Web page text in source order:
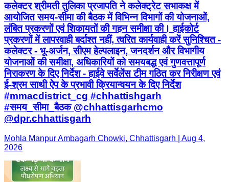
कलेक्टर श्रीमती तुलिका प्रजापति ने कलेक्ट्रेट सभाकक्ष में
आयोजित समय-सीमा की बैठक में विभिन्न विभागों की योजनाओं,
लंबित प्रकरणों एवं शिकायतों की गहन समीक्षा की। हाईकोर्ट
प्रकरणों में लापरवाही बर्दाश्त नहीं, त्वरित कार्यवाही करें सुनिश्चित -
कलेक्टर - भू-अर्जन, सीएम हेल्पलाइन, जनदर्शन और विभागीय
योजनाओं की समीक्षा, अधिकारियों को समयबद्ध एवं गुणवत्तापूर्ण
निराकरण के दिए निर्देश - हाईवे सर्वेलेंस टीम गठित कर निरीक्षण एवं
ई-श्रम साथी ऐप के प्रभावी क्रियान्वयन के दिए निर्देश
#mmacdistrict_cg #chhattishgarh
#समय_सीमा_बैठक @chhattisgarhcmo
@dpr.chhattisgarh
Mohla Manpur Ambagarh Chowki, Chhattisgarh | Aug 4,
2026